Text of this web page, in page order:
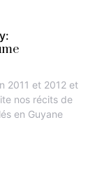
2011 et 2012 et
nos récits de
en Guyane